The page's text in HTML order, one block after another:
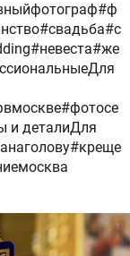
и деталиДля